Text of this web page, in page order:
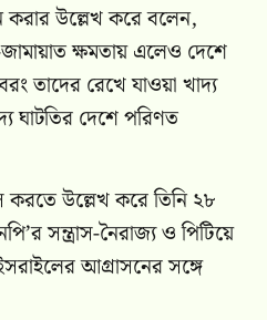
করার উল্লেখ করে বলেন,
ক্ষমতায় এলেও দেশে
তাদের রেখে যাওয়া খাদ্য
ঘাটতির দেশে পরিণত
উল্লেখ করে তিনি ২৮
সন্ত্রাস-নৈরাজ্য ও পিটিয়ে
আগ্রাসনের সঙ্গে